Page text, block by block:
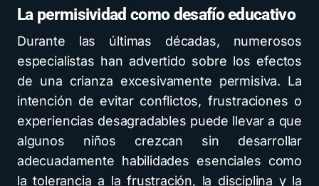
La permisividad como desafío educativo
Durante las últimas décadas, numerosos
especialistas han advertido sobre los efectos
de una crianza excesivamente permisiva. La
intención de evitar conflictos, frustraciones o
experiencias desagradables puede llevar a que
algunos niños crezcan sin desarrollar
adecuadamente habilidades esenciales como
la tolerancia a la frustración, la disciplina y la